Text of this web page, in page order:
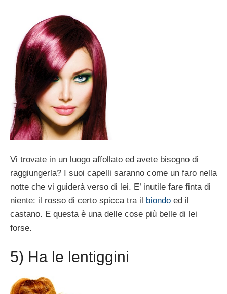
Vi trovate in un luogo affollato ed avete bisogno di
raggiungerla? I suoi capelli saranno come un faro nella
notte che vi guiderà verso di lei. E’ inutile fare finta di
niente: il rosso di certo spicca tra il biondo ed il
castano. E questa è una delle cose più belle di lei
forse.
5) Ha le lentiggini